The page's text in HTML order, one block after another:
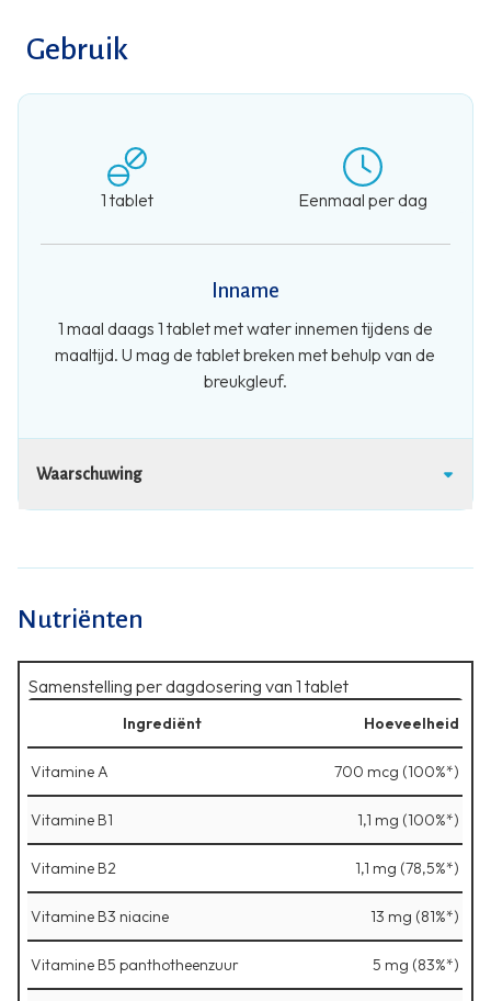
Gebruik
1 tablet Eenmaal per dag
Inname
1 maal daags 1 tablet met water innemen tijdens de
maaltijd. U mag de tablet breken met behulp van de
breukgleuf.
Waarschuwing
Nutriënten
Samenstelling per dagdosering van 1 tablet
Ingrediënt Hoeveelheid
Vitamine A 700 mcg (100%*)
Vitamine B1 1,1 mg (100%*)
Vitamine B2 1,1 mg (78,5%*)
Vitamine B3 niacine 13 mg (81%*)
Vitamine B5 panthotheenzuur 5 mg (83%*)